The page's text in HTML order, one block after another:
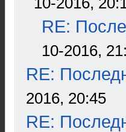
RE:
10-2016,
RE:
2016, 20:45
RE: